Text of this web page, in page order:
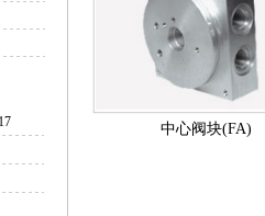
中心阀块(FA)